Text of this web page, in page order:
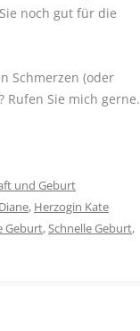
noch gut für die
Schmerzen (oder
Sie mich gerne.
und Geburt
, Herzogin Kate
Geburt,Schnelle Geburt,